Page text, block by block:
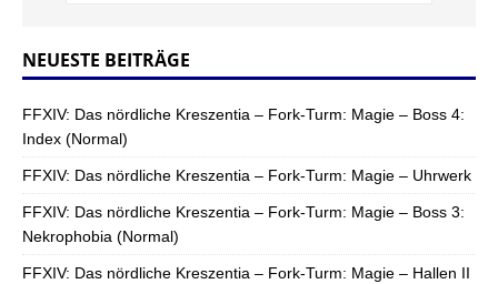
NEUESTE BEITRÄGE
FFXIV: Das nördliche Kreszentia – Fork-Turm: Magie – Boss 4:
Index (Normal)
FFXIV: Das nördliche Kreszentia – Fork-Turm: Magie – Uhrwerk
FFXIV: Das nördliche Kreszentia – Fork-Turm: Magie – Boss 3:
Nekrophobia (Normal)
FFXIV: Das nördliche Kreszentia – Fork-Turm: Magie – Hallen II